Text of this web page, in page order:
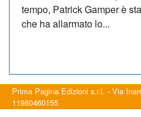
tempo, Patrick Gamper è
che ha allarmato lo...
Prima Pagina Edizioni s.r.l. - Via
11980460155